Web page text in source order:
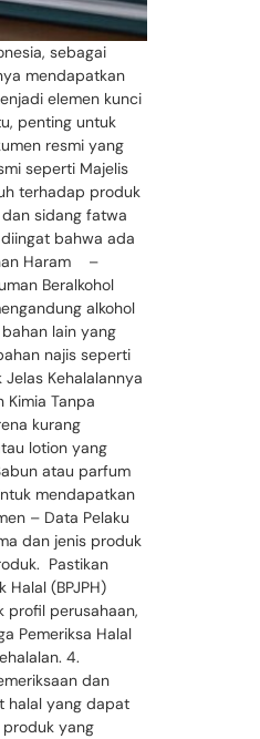
sebagai
mendapatkan
elemen kunci
penting untuk
resmi yang
seperti Majelis
terhadap produk
sidang fatwa
bahwa ada
Haram –
Beralkohol
alkohol
lain yang
najis seperti
Kehalalannya
Tanpa
kurang
lotion yang
atau parfum
mendapatkan
– Data Pelaku
dan jenis produk
Pastikan
(BPJPH)
profil perusahaan,
Pemeriksa Halal
4.
dan
halal yang dapat
produk yang